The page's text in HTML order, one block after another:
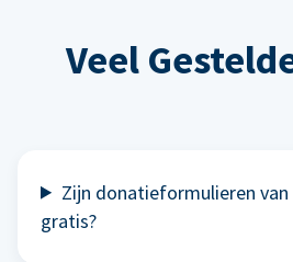
Veel
Zijn donatieformulieren
gratis?